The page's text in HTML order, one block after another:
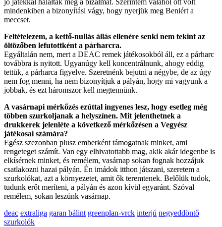
jó játékkal hálálták meg a bizalmat. Szerintem valahol ott volt
mindenkiben a bizonyítási vágy, hogy nyerjük meg Beniért a
meccset.
Feltételezem, a kettő-nullás állás ellenére senki nem tekint az
öltözőben lefutottként a párharcra.
Egyáltalán nem, mert a DEAC remek játékosokból áll, ez a párharc
továbbra is nyitott. Ugyanúgy kell koncentrálnunk, ahogy eddig
tettük, a párharca figyelve. Szeretnénk bejutni a négybe, de az úgy
nem fog menni, ha nem bizonyítjuk a pályán, hogy mi vagyunk a
jobbak, és ezt háromszor kell megtennünk.
A vasárnapi mérkőzés ezúttal ingyenes lesz, hogy esetleg még
többen szurkoljanak a helyszínen. Mit jelenthetnek a
drukkerek jelenléte a következő mérkőzésen a Vegyész
játékosai számára?
Egész szezonban plusz emberként támogatnak minket, ami
rengeteget számít. Van egy elhivatottabb mag, akik akár idegenbe is
elkísérnek minket, és remélem, vasárnap sokan fognak hozzájuk
csatlakozni hazai pályán. Én imádok itthon játszani, szeretem a
szurkolókat, azt a környezetet, amit ők teremtenek. Belőlük tudok,
tudunk erőt meríteni, a pályán és azon kívül egyaránt. Szóval
remélem, sokan leszünk vasárnap.
deac extraliga garan bálint greenplan-vrck interjú negyeddöntő
szurkolók